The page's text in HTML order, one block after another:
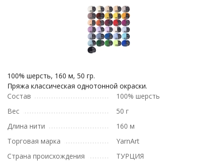
100% шерсть, 160 м, 50 гр.
Пряжа классическая однотонной окраски.
Состав
100% шерсть
Вес
50 г
Длина нити
160 м
Торговая марка
YarnArt
Страна происхождения
ТУРЦИЯ